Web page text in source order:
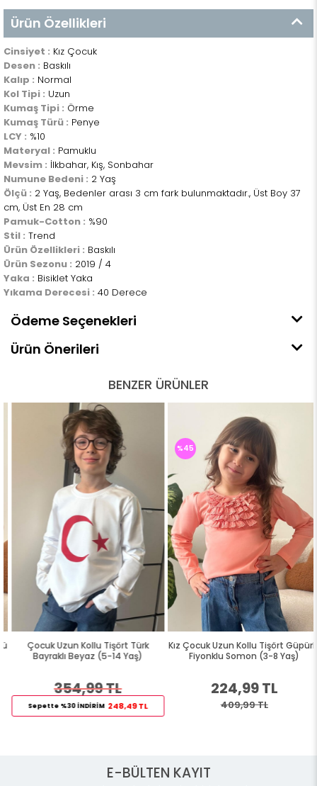
Ürün Özellikleri
Cinsiyet : Kız Çocuk
Desen : Baskılı
Kalıp : Normal
Kol Tipi : Uzun
Kumaş Tipi : Örme
Kumaş Türü : Penye
LCY : %10
Materyal : Pamuklu
Mevsim : İlkbahar, Kış, Sonbahar
Numune Bedeni : 2 Yaş
Ölçü : 2 Yaş, Bedenler arası 3 cm fark bulunmaktadır., Üst Boy 37
cm, Üst En 28 cm
Pamuk-Cotton : %90
Stil : Trend
Ürün Özellikleri : Baskılı
Ürün Sezonu : 2019 / 4
Yaka : Bisiklet Yaka
Yıkama Derecesi : 40 Derece
Ödeme Seçenekleri
Ürün Önerileri
BENZER ÜRÜNLER
Çocuk Uzun Kollu Tişört Türk
Bayraklı Beyaz (5-14 Yaş)
354,99 TL
Sepette %30 İNDİRİM 248,49 TL
Kız Çocuk Uzun Kollu Tişört Güpürlü
Fiyonklu Somon (3-8 Yaş)
224,99 TL
409,99 TL
%45
E-BÜLTEN KAYIT